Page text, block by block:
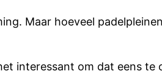
Maar hoeveel
interessant om dat eens